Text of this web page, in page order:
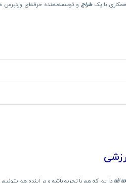
با یکطراح و توسعه‌دهنده حرفه‌ای وردپرس
ui/
داریم که هم با تجربه باشه و در اینده هم بتونیم